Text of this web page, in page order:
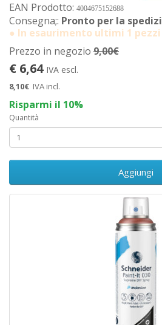
EAN Prodotto: 4004675152688
Consegna;: Pronto per la
● In esaurimento ultimi 1 pezzi
Prezzo in negozio 9,00€
€ 6,64 IVA escl.
8,10€ IVA incl.
Risparmi il 10%
Quantità
Aggiungi